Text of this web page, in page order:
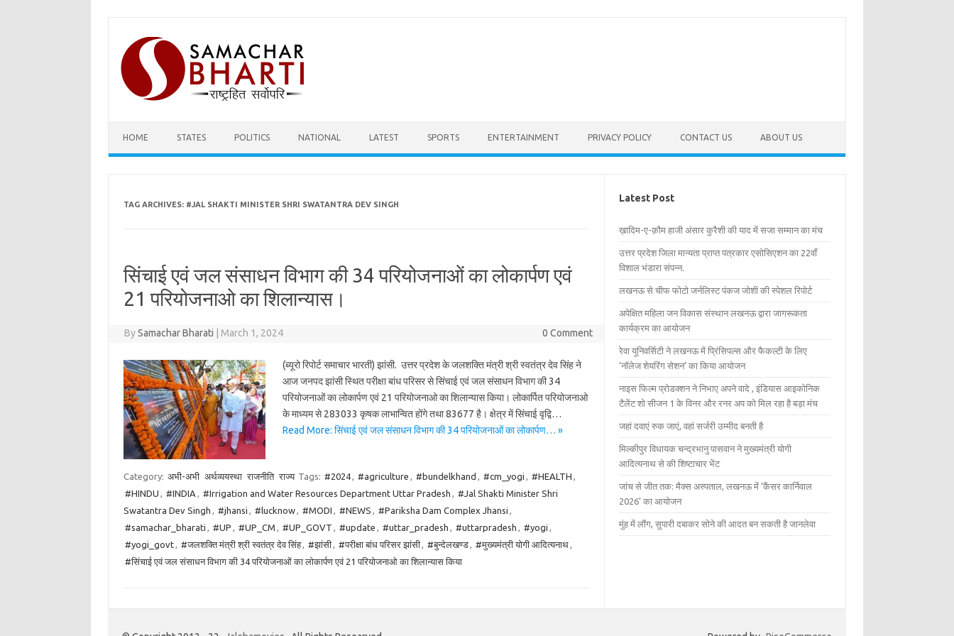
content
HOME STATES POLITICS NATIONAL LATEST SPORTS ENTERTAINMENT PRIVACY POLICY CONTACT US ABOUT US
TAG ARCHIVES: #JAL SHAKTI MINISTER SHRI SWATANTRA DEV SINGH
सिंचाई एवं जल संसाधन विभाग की 34 परियोजनाओं का लोकार्पण एवं
21 परियोजनाओ का शिलान्यास।
BySamachar Bharati March 1, 2024 0 Comment
(ब्यूरो रिपोर्ट समाचार भारती) झांसी. उत्तर प्रदेश के जलशक्ति मंत्री श्री स्वतंत्र देव सिंह ने
आज जनपद झांसी स्थित परीक्षा बांध परिसर से सिंचाई एवं जल संसाधन विभाग की 34
परियोजनाओं का लोकार्पण एवं 21 परियोजनाओ का शिलान्यास किया। लोकार्पित परियोजनाओ
के माध्यम से 283033 कृषक लाभान्वित होंगे तथा 83677 है। क्षेत्र में सिंचाई वृद्वि…
Read More: सिंचाई एवं जल संसाधन विभाग की 34 परियोजनाओं का लोकार्पण… »
Category: अभी-अभी अर्थव्ययस्था राजनीति राज्य Tags: #2024, #agriculture , #bundelkhand , #cm_yogi , #HEALTH ,
#HINDU , #INDIA , #Irrigation and Water Resources Department Uttar Pradesh , #Jal Shakti Minister Shri
Swatantra Dev Singh , #jhansi , #lucknow, #MODI , #NEWS , #Pariksha Dam Complex Jhansi ,
#samachar_bharati , #UP , #UP_CM , #UP_GOVT , #update , #uttar_pradesh , #uttarpradesh , #yogi ,
#yogi_govt, #जलशक्ति मंत्री श्री स्वतंत्र देव सिंह, #झांसी, #परीक्षा बांध परिसर झांसी, #बुन्देलखण्ड, #मुख्यमंत्री योगी आदित्यनाथ,
#सिंचाई एवं जल संसाधन विभाग की 34 परियोजनाओं का लोकार्पण एवं 21 परियोजनाओ का शिलान्यास किया
Latest Post
ख़ादिम-ए-क़ौम हाजी अंसार कुरैशी की याद में सजा सम्मान का मंच
उत्तर प्रदेश जिला मान्यता प्राप्त पत्रकार एसोसिएशन का 22वाँ
विशाल भंडारा संपन्न.
लखनऊ से चीफ फोटो जर्नलिस्ट पंकज जोशी की स्पेशल रिपोर्ट
अपेक्षित महिला जन विकास संस्थान लखनऊ द्वारा जागरूकता
कार्यक्रम का आयोजन
रेवा यूनिवर्सिटी ने लखनऊ में प्रिंसिपल्स और फैकल्टी के लिए
‘नॉलेज शेयरिंग सेशन’ का किया आयोजन
नाइस फिल्म प्रोडक्शन ने निभाए अपने वादे , इंडियास आइकोनिक
टैलेंट शो सीजन 1 के विनर और रनर अप को मिल रहा है बड़ा मंच
जहां दवाएं रुक जाएं, वहां सर्जरी उम्मीद बनती है
मिल्कीपुर विधायक चन्द्रभानु पासवान ने मुख्यमंत्री योगी
आदित्यनाथ से की शिष्टाचार भेंट
जांच से जीत तक: मैक्स अस्पताल, लखनऊ में ‘कैंसर कार्निवाल
2026’ का आयोजन
मुंह में लौंग, सुपारी दबाकर सोने की आदत बन सकती है जानलेवा